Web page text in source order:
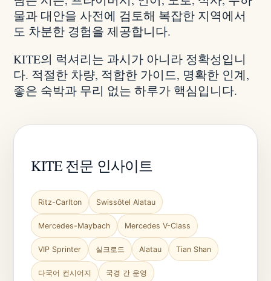
물과 대안을 사전에 검토해 복잡한 지역에서
도 차분한 경험을 제공합니다.
KITE의 럭셔리는 과시가 아니라 정확성입니
다. 적절한 차량, 적합한 가이드, 명확한 인계,
좋은 숙박과 무리 없는 하루가 핵심입니다.
KITE 전문 인사이트
Ritz-Carlton Swissôtel Alatau
Mercedes-Maybach Mercedes V-Class
VIP Sprinter 실크로드 Alatau Tian Shan
다국어 컨시어지 국경 간 운영